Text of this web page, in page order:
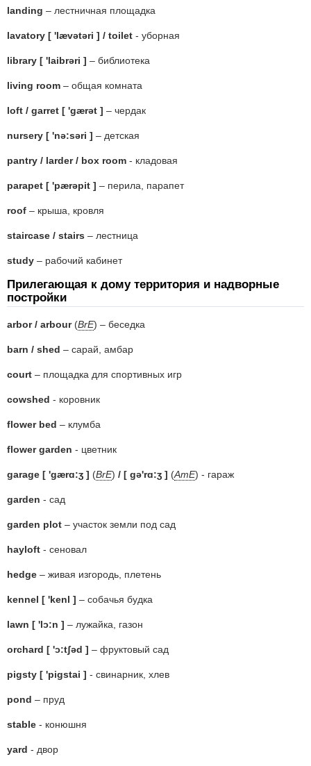
landing – лестничная площадка
lavatory [ 'lævətəri ] / toilet - уборная
library [ 'laibrəri ] – библиотека
living room – общая комната
loft / garret [ 'gærət ] – чердак
nursery [ 'nə:səri ] – детская
pantry / larder / box room - кладовая
parapet [ 'pærəpit ] – перила, парапет
roof – крыша, кровля
staircase / stairs – лестница
study – рабочий кабинет
Прилегающая к дому территория и надворные
постройки
arbor / arbour(BrE) – беседка
barn / shed – сарай, амбар
court – площадка для спортивных игр
cowshed - коровник
flower bed – клумба
flower garden - цветник
garage [ 'gærɑ:ʒ ] (BrE) / [ gə'rɑ:ʒ ] (AmE) - гараж
garden - сад
garden plot – участок земли под сад
hayloft - сеновал
hedge – живая изгородь, плетень
kennel [ 'kenl ] – собачья будка
lawn [ 'lɔ:n ] – лужайка, газон
orchard [ 'ɔ:tʃəd ] – фруктовый сад
pigsty [ 'pigstai ] - свинарник, хлев
pond – пруд
stable - конюшня
yard - двор